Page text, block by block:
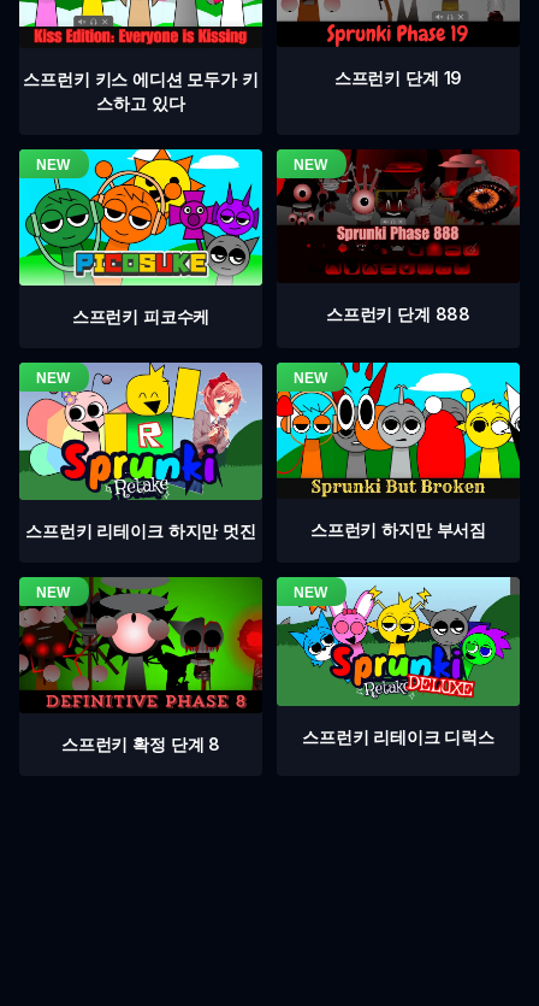
스프런키 키스 에디션 모두가 키
스하고 있다
스프런키 단계 19
스프런키 피코수케 스프런키 단계 888
스프런키 리테이크 하지만 멋진 스프런키 하지만 부서짐
스프런키 확정 단계 8 스프런키 리테이크 디럭스